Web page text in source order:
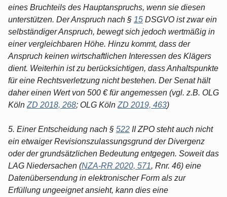
eines Bruchteils des Hauptanspruchs, wenn sie diesen
unterstützen. Der Anspruch nach § 15 DSGVO ist zwar ein
selbständiger Anspruch, bewegt sich jedoch wertmäßig in
einer vergleichbaren Höhe. Hinzu kommt, dass der
Anspruch keinen wirtschaftlichen Interessen des Klägers
dient. Weiterhin ist zu berücksichtigen, dass Anhaltspunkte
für eine Rechtsverletzung nicht bestehen. Der Senat hält
daher einen Wert von 500 € für angemessen (vgl. z.B. OLG
Köln ZD 2018, 268; OLG Köln ZD 2019, 463)
5. Einer Entscheidung nach § 522 II ZPO steht auch nicht
ein etwaiger Revisionszulassungsgrund der Divergenz
oder der grundsätzlichen Bedeutung entgegen. Soweit das
LAG Niedersachen (NZA-RR 2020, 571, Rnr. 46) eine
Datenübersendung in elektronischer Form als zur
Erfüllung ungeeignet ansieht, kann dies eine